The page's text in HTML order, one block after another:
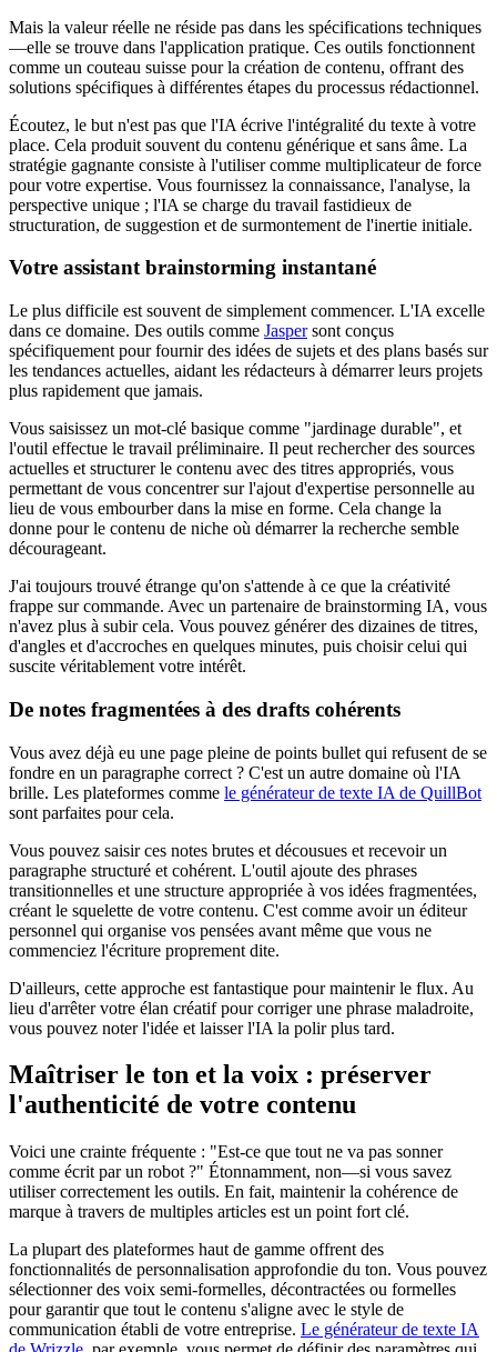
Mais la valeur réelle ne réside pas dans les spécifications techniques
—elle se trouve dans l'application pratique. Ces outils fonctionnent
comme un couteau suisse pour la création de contenu, offrant des
solutions spécifiques à différentes étapes du processus rédactionnel.
Écoutez, le but n'est pas que l'IA écrive l'intégralité du texte à votre
place. Cela produit souvent du contenu générique et sans âme. La
stratégie gagnante consiste à l'utiliser comme multiplicateur de force
pour votre expertise. Vous fournissez la connaissance, l'analyse, la
perspective unique ; l'IA se charge du travail fastidieux de
structuration, de suggestion et de surmontement de l'inertie initiale.
Votre assistant brainstorming instantané
Le plus difficile est souvent de simplement commencer. L'IA excelle
dans ce domaine. Des outils comme Jaspersont conçus
spécifiquement pour fournir des idées de sujets et des plans basés sur
les tendances actuelles, aidant les rédacteurs à démarrer leurs projets
plus rapidement que jamais.
Vous saisissez un mot-clé basique comme "jardinage durable", et
l'outil effectue le travail préliminaire. Il peut rechercher des sources
actuelles et structurer le contenu avec des titres appropriés, vous
permettant de vous concentrer sur l'ajout d'expertise personnelle au
lieu de vous embourber dans la mise en forme. Cela change la
donne pour le contenu de niche où démarrer la recherche semble
décourageant.
J'ai toujours trouvé étrange qu'on s'attende à ce que la créativité
frappe sur commande. Avec un partenaire de brainstorming IA, vous
n'avez plus à subir cela. Vous pouvez générer des dizaines de titres,
d'angles et d'accroches en quelques minutes, puis choisir celui qui
suscite véritablement votre intérêt.
De notes fragmentées à des drafts cohérents
Vous avez déjà eu une page pleine de points bullet qui refusent de se
fondre en un paragraphe correct ? C'est un autre domaine où l'IA
brille. Les plateformes comme le générateur de texte IA de QuillBot
sont parfaites pour cela.
Vous pouvez saisir ces notes brutes et décousues et recevoir un
paragraphe structuré et cohérent. L'outil ajoute des phrases
transitionnelles et une structure appropriée à vos idées fragmentées,
créant le squelette de votre contenu. C'est comme avoir un éditeur
personnel qui organise vos pensées avant même que vous ne
commenciez l'écriture proprement dite.
D'ailleurs, cette approche est fantastique pour maintenir le flux. Au
lieu d'arrêter votre élan créatif pour corriger une phrase maladroite,
vous pouvez noter l'idée et laisser l'IA la polir plus tard.
Maîtriser le ton et la voix : préserver
l'authenticité de votre contenu
Voici une crainte fréquente : "Est-ce que tout ne va pas sonner
comme écrit par un robot ?" Étonnamment, non—si vous savez
utiliser correctement les outils. En fait, maintenir la cohérence de
marque à travers de multiples articles est un point fort clé.
La plupart des plateformes haut de gamme offrent des
fonctionnalités de personnalisation approfondie du ton. Vous pouvez
sélectionner des voix semi-formelles, décontractées ou formelles
pour garantir que tout le contenu s'aligne avec le style de
communication établi de votre entreprise. Le générateur de texte IA